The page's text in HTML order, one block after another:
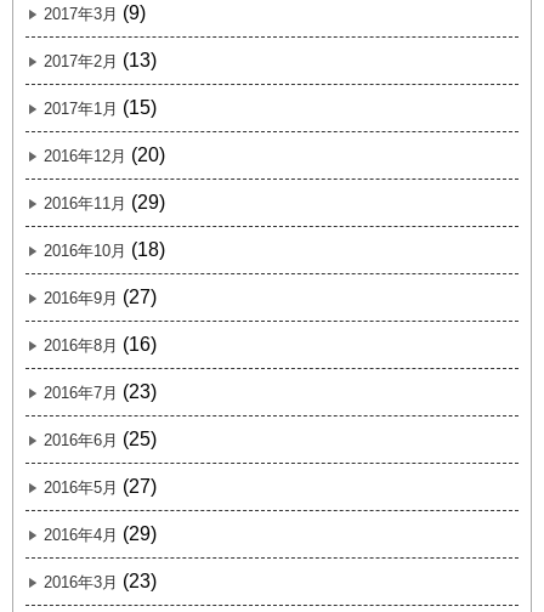
2017年3月 (9)
2017年2月 (13)
2017年1月 (15)
2016年12月 (20)
2016年11月 (29)
2016年10月 (18)
2016年9月 (27)
2016年8月 (16)
2016年7月 (23)
2016年6月 (25)
2016年5月 (27)
2016年4月 (29)
2016年3月 (23)